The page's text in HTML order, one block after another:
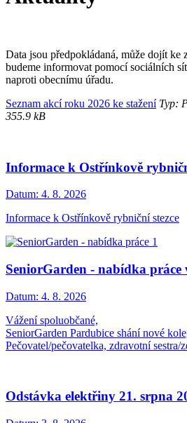
Data jsou předpokládaná, může dojít ke
budeme informovat pomocí sociálních
naproti obecnímu úřadu.
Seznam akcí roku 2026 ke staženíTyp:
355.9 kB
Informace k Ostřínkově
Datum: 4. 8. 2026
Informace k Ostřínkově rybniční stezce
SeniorGarden - nabídka práce
Datum: 4. 8. 2026
Vážení spoluobčané,
SeniorGarden Pardubice shání nové
Pečovatel/pečovatelka, zdravotní sestra/
Odstávka elektřiny 21. srpna